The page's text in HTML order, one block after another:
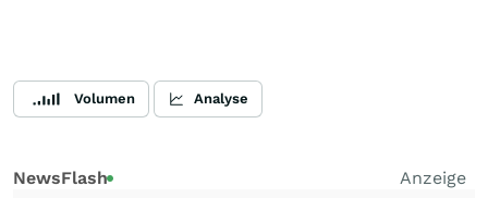
Volumen Analyse
NewsFlash
Anzeige